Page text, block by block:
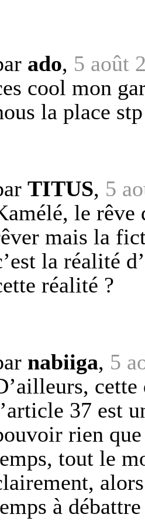
ado, 5 août
cool mon
la place stp
TITUS, 5
le rêve
mais la
la réalité
réalité ?
nabiiga, 5
37 est
rien
tout le
à